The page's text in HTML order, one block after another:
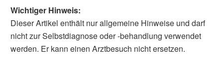
Wichtiger Hinweis:
Dieser Artikel enthält nur allgemeine Hinweise und darf
nicht zur Selbstdiagnose oder -behandlung verwendet
werden. Er kann einen Arztbesuch nicht ersetzen.